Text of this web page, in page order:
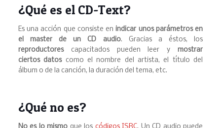
¿Qué es el CD-Text?
Es una acción que consiste en indicar unos parámetros en
el master de un CD audio. Gracias a éstos, los
reproductorescapacitados pueden leer y mostrar
ciertos datoscomo el nombre del artista, el título del
álbum o de la canción, la duración del tema, etc.
¿Qué no es?